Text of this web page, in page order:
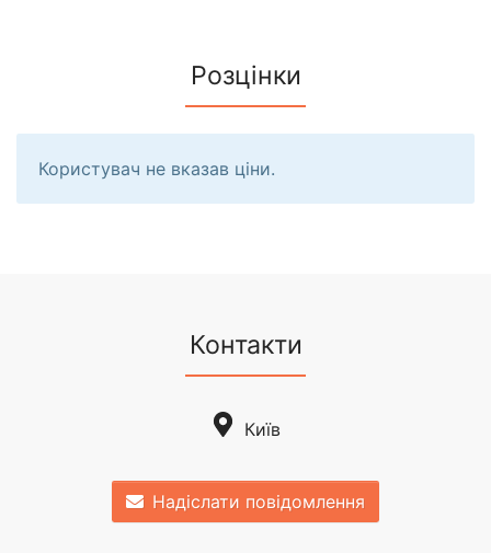
Розцінки
Користувач не вказав ціни.
Контакти
Київ
Надіслати повідомлення